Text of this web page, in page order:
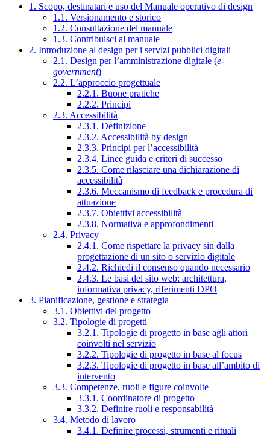
1. Scopo, destinatari e uso del Manuale operativo di design
1.1. Versionamento e storico
1.2. Consultazione del manuale
1.3. Contribuisci al manuale
2. Introduzione al design per i servizi pubblici digitali
2.1. Design per l’amministrazione digitale (e-
government)
2.2. L’approccio progettuale
2.2.1. Buone pratiche
2.2.2. Principi
2.3. Accessibilità
2.3.1. Definizione
2.3.2. Accessibilità by design
2.3.3. Principi per l’accessibilità
2.3.4. Linee guida e criteri di successo
2.3.5. Come rilasciare una dichiarazione di
accessibilità
2.3.6. Meccanismo di feedback e procedura di
attuazione
2.3.7. Obiettivi accessibilità
2.3.8. Normativa e approfondimenti
2.4. Privacy
2.4.1. Come rispettare la privacy sin dalla
progettazione di un sito o servizio digitale
2.4.2. Richiedi il consenso quando necessario
2.4.3. Le basi del sito web: architettura,
informativa privacy, riferimenti DPO
3. Pianificazione, gestione e strategia
3.1. Obiettivi del progetto
3.2. Tipologie di progetti
3.2.1. Tipologie di progetto in base agli attori
coinvolti nel servizio
3.2.2. Tipologie di progetto in base al focus
3.2.3. Tipologie di progetto in base all’ambito di
intervento
3.3. Competenze, ruoli e figure coinvolte
3.3.1. Coordinatore di progetto
3.3.2. Definire ruoli e responsabilità
3.4. Metodo di lavoro
3.4.1. Definire processi, strumenti e rituali